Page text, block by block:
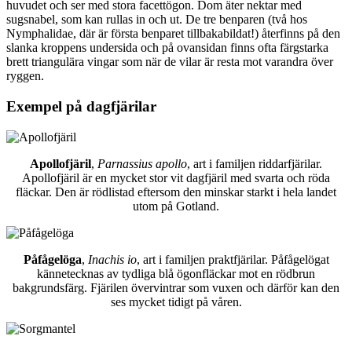
huvudet och ser med stora facettögon. Dom äter nektar med
sugsnabel, som kan rullas in och ut. De tre benparen (två hos
Nymphalidae, där är första benparet tillbakabildat!) återfinns på den
slanka kroppens undersida och på ovansidan finns ofta färgstarka
brett triangulära vingar som när de vilar är resta mot varandra över
ryggen.
Exempel på dagfjärilar
Apollofjäril, Parnassius apollo, art i familjen riddarfjärilar.
Apollofjäril är en mycket stor vit dagfjäril med svarta och röda
fläckar. Den är rödlistad eftersom den minskar starkt i hela landet
utom på Gotland.
Påfågelöga, Inachis io, art i familjen praktfjärilar. Påfågelögat
kännetecknas av tydliga blå ögonfläckar mot en rödbrun
bakgrundsfärg. Fjärilen övervintrar som vuxen och därför kan den
ses mycket tidigt på våren.